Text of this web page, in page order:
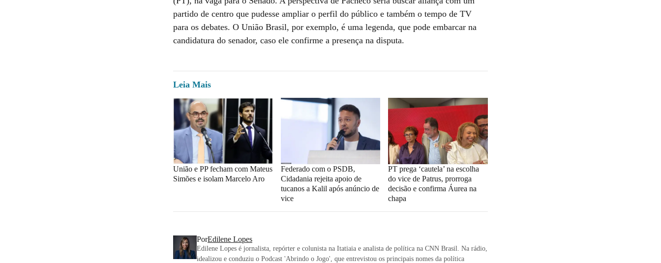
partido de centro que pudesse ampliar o perfil do público e também o tempo de TV
para os debates. O União Brasil, por exemplo, é uma legenda, que pode embarcar na
candidatura do senador, caso ele confirme a presença na disputa.
Leia Mais
União e PP fecham com Mateus
Simões e isolam Marcelo Aro
Federado com o PSDB,
Cidadania rejeita apoio de
tucanos a Kalil após anúncio de
vice
PT prega ‘cautela’ na escolha
do vice de Patrus, prorroga
decisão e confirma Áurea na
chapa
PorEdilene Lopes
Edilene Lopes é jornalista, repórter e colunista na Itatiaia e analista de política na CNN Brasil. Na rádio,
idealizou e conduziu o Podcast 'Abrindo o Jogo', que entrevistou os principais nomes da política